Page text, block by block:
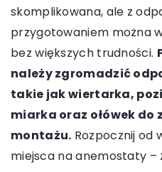
skomplikowana, ale z
przygotowaniem można
bez większych trudności.
należy zgromadzić
takie jak wiertarka,
miarka oraz ołówek
montażu. Rozpocznij od
miejsca na anemostaty –